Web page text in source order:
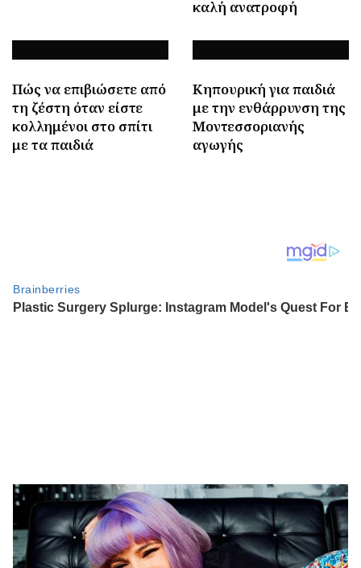
καλή ανατροφή
Πώς να επιβιώσετε από
τη ζέστη όταν είστε
κολλημένοι στο σπίτι
με τα παιδιά
Κηπουρική για παιδιά
με την ενθάρρυνση της
Μοντεσσοριανής
αγωγής